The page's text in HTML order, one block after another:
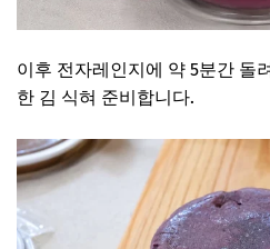
이후 전자레인지에 약 5분간 돌
한 김 식혀 준비합니다.